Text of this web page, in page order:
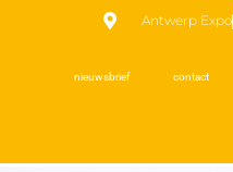
Antwerp Expo
nieuwsbrief contact